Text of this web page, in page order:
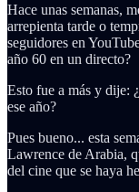
Hace unas semanas,
arrepienta tarde o
seguidores en
año 60 en un directo?
Esto fue a más y dije:
ese año?
Pues bueno... esta
Lawrence de Arabia,
del cine que se haya